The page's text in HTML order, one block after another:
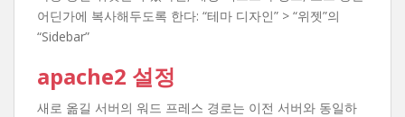
어딘가에 복사해두도록 한다: “테마 디자인” > “위젯”의
“Sidebar”
apache2 설정
새로 옮길 서버의 워드 프레스 경로는 이전 서버와 동일하